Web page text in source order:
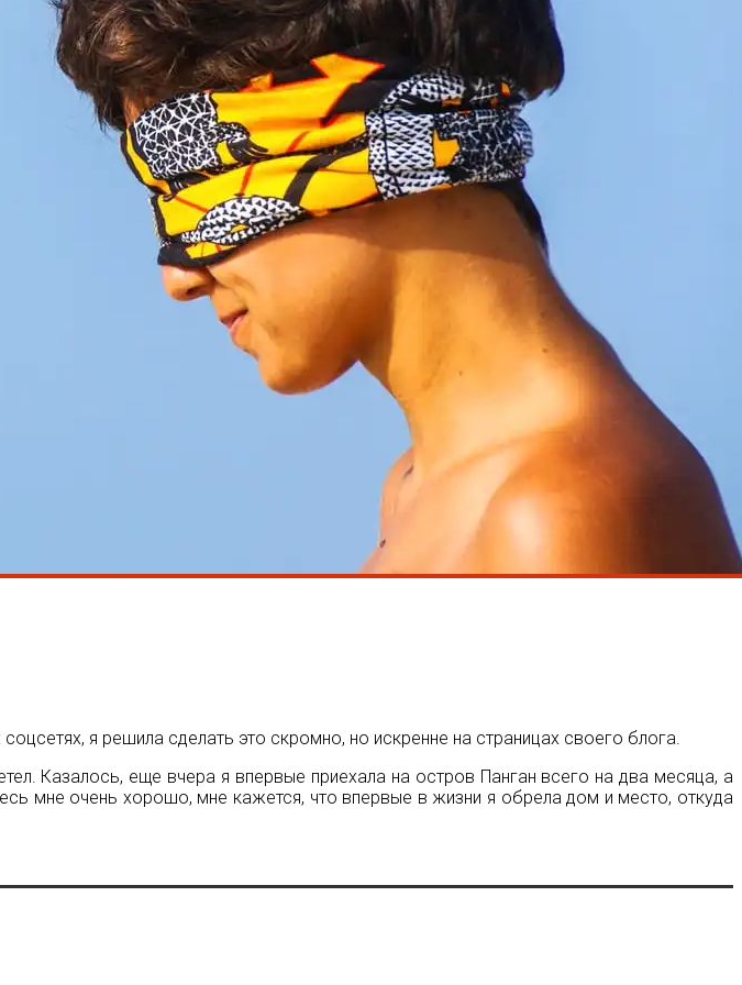
я решила сделать это скромно, но искренне на страницах своего блога.
Казалось, еще вчера я впервые приехала на остров Панган всего на два месяца, а
мне очень хорошо, мне кажется, что впервые в жизни я обрела дом и место, откуда